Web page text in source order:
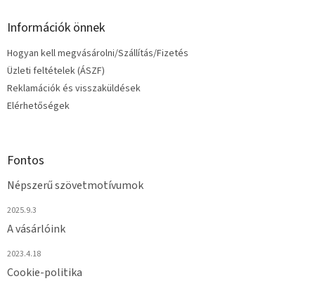
Információk önnek
Hogyan kell megvásárolni/Szállítás/Fizetés
Üzleti feltételek (ÁSZF)
Reklamációk és visszaküldések
Elérhetőségek
Fontos
Népszerű szövetmotívumok
2025.9.3
A vásárlóink
2023.4.18
Cookie-politika